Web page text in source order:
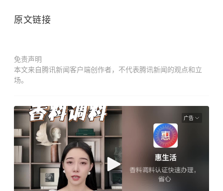
原文链接
免责声明
本文来自腾讯新闻客户端创作者，不代表腾讯新闻的观点和立
场。
广告